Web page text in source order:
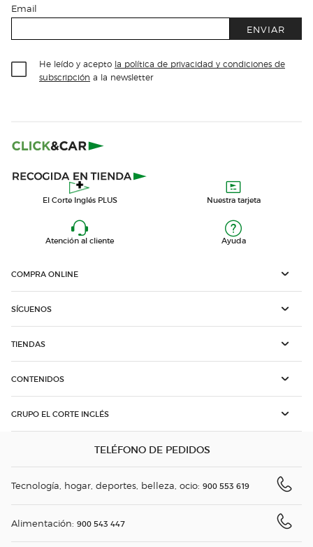
Email
ENVIAR
He leído y acepto la política de privacidad y condiciones de
subscripción a la newsletter
El Corte Inglés PLUS Nuestra tarjeta
Atención al cliente Ayuda
COMPRA ONLINE
SÍGUENOS
TIENDAS
CONTENIDOS
GRUPO EL CORTE INGLÉS
TELÉFONO DE PEDIDOS
Tecnología, hogar, deportes, belleza, ocio: 900 553 619
Alimentación: 900 543 447